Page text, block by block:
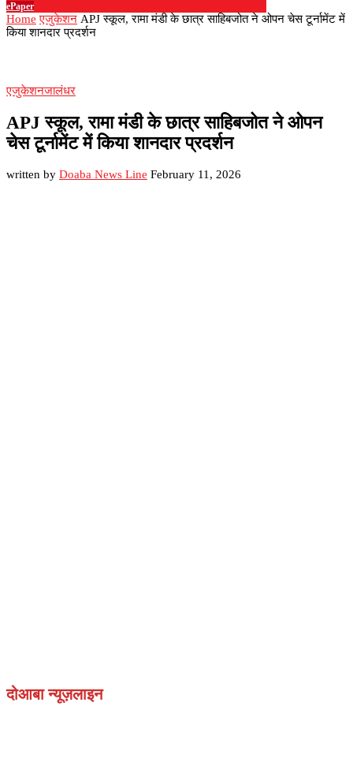
ePaper
Home एजुकेशन APJ स्कूल, रामा मंडी के छात्र साहिबजोत ने ओपन चेस टूर्नामेंट में
किया शानदार प्रदर्शन
एजुकेशनजालंधर
APJ स्कूल, रामा मंडी के छात्र साहिबजोत ने ओपन
चेस टूर्नामेंट में किया शानदार प्रदर्शन
written by Doaba News Line February 11, 2026
दोआबा न्यूज़लाइन